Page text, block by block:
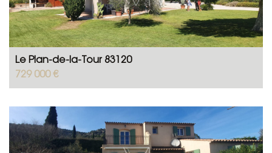
Le Plan-de-la-Tour 83120
729 000 €